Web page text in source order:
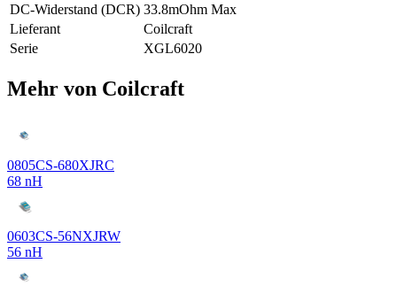
DC-Widerstand (DCR) 33.8mOhm Max
Lieferant
Coilcraft
Serie
XGL6020
Mehr von Coilcraft
0805CS-680XJRC
68 nH
0603CS-56NXJRW
56 nH